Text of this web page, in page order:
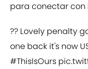
para conectar con
?? Lovely penalty
one back it's now
#ThisIsOurs